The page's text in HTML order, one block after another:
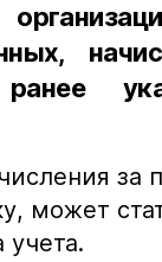
за
может
учета.